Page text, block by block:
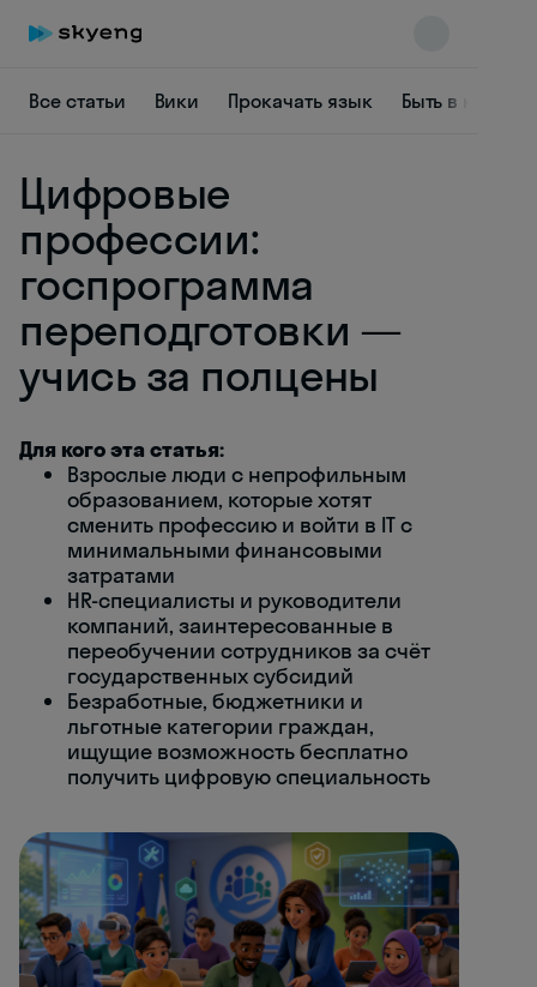
Все статьи Вики Прокачать язык Быть в курсе
Цифровые
профессии:
госпрограмма
переподготовки —
учись за полцены
Для кого эта статья:
Взрослые люди с непрофильным
образованием, которые хотят
сменить профессию и войти в IT с
минимальными финансовыми
затратами
HR-специалисты и руководители
компаний, заинтересованные в
переобучении сотрудников за счёт
государственных субсидий
Безработные, бюджетники и
льготные категории граждан,
ищущие возможность бесплатно
получить цифровую специальность
Skyeng Chat
online